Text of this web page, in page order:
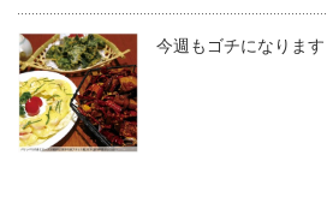
今週もゴチになりま